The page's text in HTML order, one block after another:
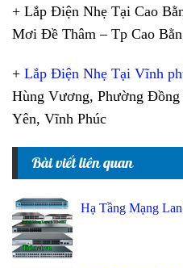
+ Lắp Điện Nhẹ Tại Cao
Mơi Đề Thâm – Tp Cao
+ Lắp Điện Nhẹ Tại Vĩnh
Hùng Vương, Phường
Yên, Vĩnh Phúc
Bài viết liên quan
Hạ Tầng Mạng